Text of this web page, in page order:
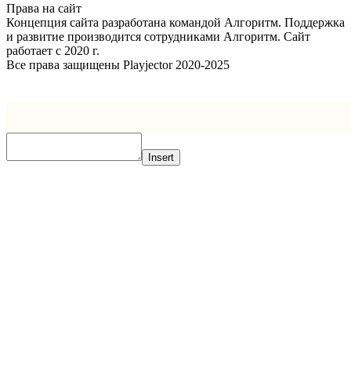
Права на сайт
Концепция сайта разработана командой Алгоритм. Поддержка
и развитие производится сотрудниками Алгоритм. Сайт
работает с 2020 г.
Все права защищены Playjector 2020-2025
Insert